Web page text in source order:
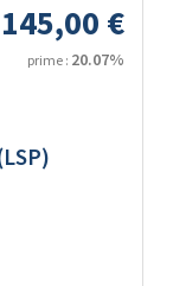
145,00 €
prime : 20.07%